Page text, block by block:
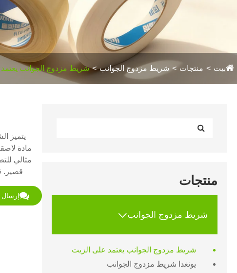
بيت منتجات شريط مزدوج الجوانب شريط مزدوج الجوانب
منتجات
شريط مزدوج الجوانب
شريط مزدوج الجوانب يعتمد على الزيت
يونغدا شريط مزدوج الجوانب
مثالي
قصير.
إرسال